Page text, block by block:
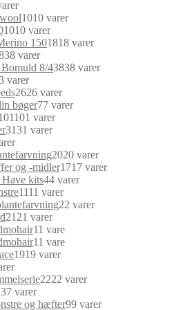
1010 varer
1010 varer
1501818 varer
38 varer
8/43838 varer
varer
2626 varer
bøger77 varer
101 varer
3131 varer
2020 varer
og -midler1717 varer
kits44 varer
1111 varer
22 varer
21 21 varer
11 vare
11 vare
1919 varer
2222 varer
varer
og hæfter99 varer